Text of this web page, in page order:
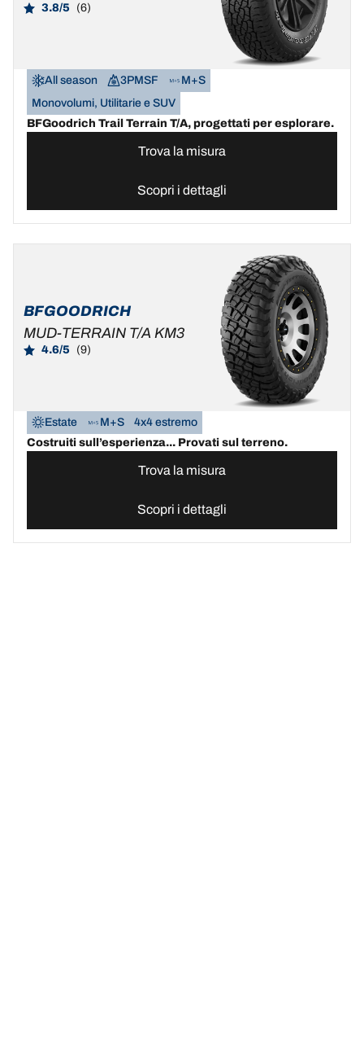
3.8/5 (6)
All season 3PMSF
M+S
Monovolumi, Utilitarie e SUV
BFGoodrich Trail Terrain T/A, progettati per esplorare.
Trova la misura
Scopri i dettagli
BFGOODRICH
MUD-TERRAIN T/A KM3
4.6/5 (9)
Estate M+S
4x4 estremo
Costruiti sull’esperienza... Provati sul terreno.
Trova la misura
Scopri i dettagli